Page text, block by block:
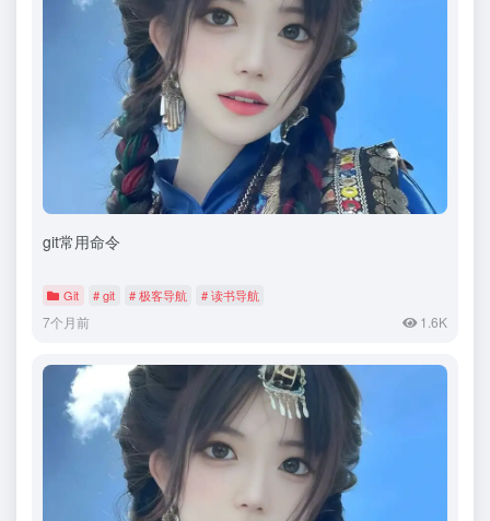
git常用命令
Git # git # 极客导航 # 读书导航
7个月前 1.6K